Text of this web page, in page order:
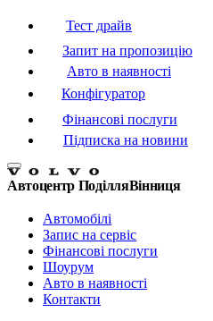
Тест драйв
Запит на пропозицію
Авто в наявності
Конфігуратор
Фінансові послуги
Підписка на новини
Автоцентр ПоділляВінниця
Автомобілі
Запис на сервіс
Фінансові послуги
Шоурум
Авто в наявності
Контакти